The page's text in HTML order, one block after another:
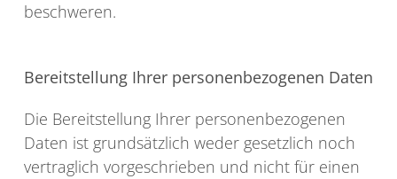
beschweren.
Bereitstellung Ihrer personenbezogenen Daten
Die Bereitstellung Ihrer personenbezogenen
Daten ist grundsätzlich weder gesetzlich noch
vertraglich vorgeschrieben und nicht für einen